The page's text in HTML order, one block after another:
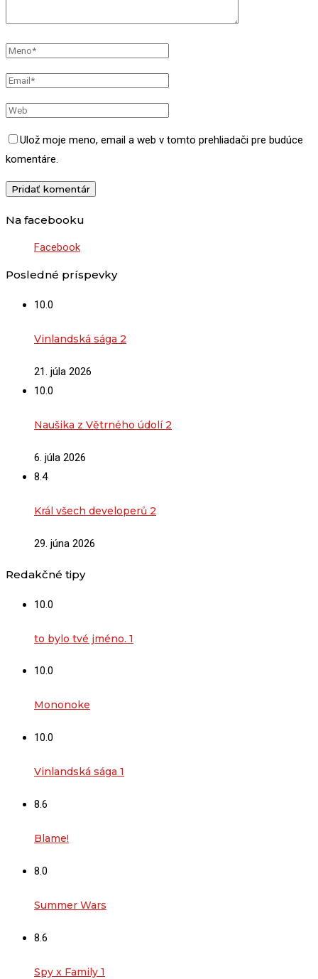
Ulož moje meno, email a web v tomto prehliadači pre budúce
komentáre.
Na facebooku
Facebook
Posledné príspevky
10.0
Vinlandská sága 2
21. júla 2026
10.0
Naušika z Větrného údolí 2
6. júla 2026
8.4
Král všech developerů 2
29. júna 2026
Redakčné tipy
10.0
to bylo tvé jméno. 1
10.0
Mononoke
10.0
Vinlandská sága 1
8.6
Blame!
8.0
Summer Wars
8.6
Spy x Family 1